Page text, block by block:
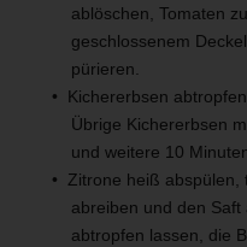
ablöschen, Tomaten
geschlossenem
pürieren.
Kichererbsen
Übrige Kichererbsen
und weitere 10
Zitrone heiß abspülen,
abreiben und den
abtropfen lassen, die